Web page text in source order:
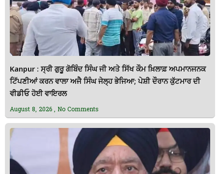
Kanpur : ਸ੍ਰੀ ਗੁਰੂ ਗੋਬਿੰਦ ਸਿੰਘ ਜੀ ਅਤੇ ਸਿੱਖ ਕੌਮ ਖ਼ਿਲਾਫ਼ ਅਪਮਾਨਜਨਕ
ਟਿੱਪਣੀਆਂ ਕਰਨ ਵਾਲਾ ਅਜੈ ਸਿੰਘ ਜੇਲ੍ਹ ਭੇਜਿਆ; ਪੇਸ਼ੀ ਦੌਰਾਨ ਕੁੱਟਮਾਰ ਦੀ
ਵੀਡੀਓ ਹੋਈ ਵਾਇਰਲ
August 8, 2026 No Comments